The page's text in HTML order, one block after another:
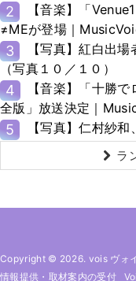
2
【音楽】「
≠MEが登場｜
3
【写真】紅白出
（写真１０／１０）
4
【音楽】「十勝
全版」放送決定｜
5 【写真】仁村紗
ラ
Copyright © 2026. vois ヴォ
情報提供・取材案内の受付